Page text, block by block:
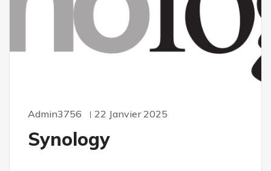
Admin3756 22 Janvier 2025
Synology